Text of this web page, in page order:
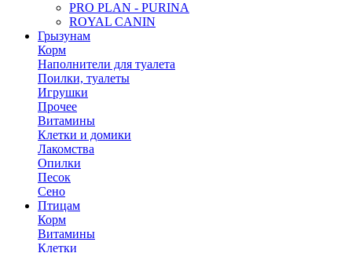
PRO PLAN - PURINA
ROYAL CANIN
Грызунам
Корм
Наполнители для туалета
Поилки, туалеты
Игрушки
Прочее
Витамины
Клетки и домики
Лакомства
Опилки
Песок
Сено
Птицам
Корм
Витамины
Клетки